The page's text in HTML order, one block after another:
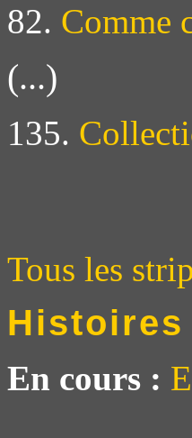
82. Comme
(...)
135.
Tous les
Histoires
En cours :